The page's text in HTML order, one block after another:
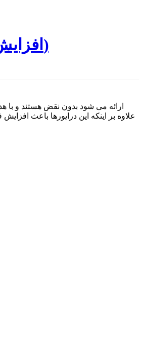
درایورهای مود شده برای NVIDIA و AMD (افزایش چشمگیر فریم)